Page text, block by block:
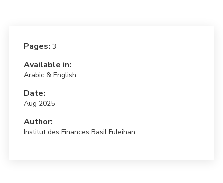
Pages: 3
Available in:
Arabic & English
Date:
Aug 2025
Author:
Institut des Finances Basil Fuleihan